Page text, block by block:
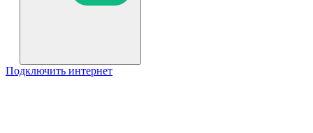
Подключить интернет